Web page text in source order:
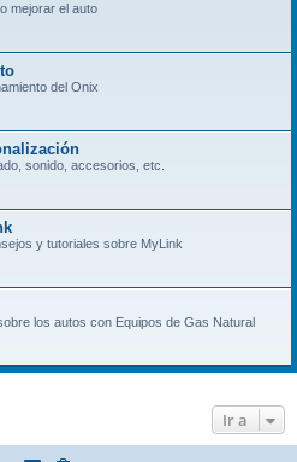
mejorar el auto
del Onix
sonido, accesorios, etc.
y tutoriales sobre MyLink
los autos con Equipos de Gas Natural
Ir a